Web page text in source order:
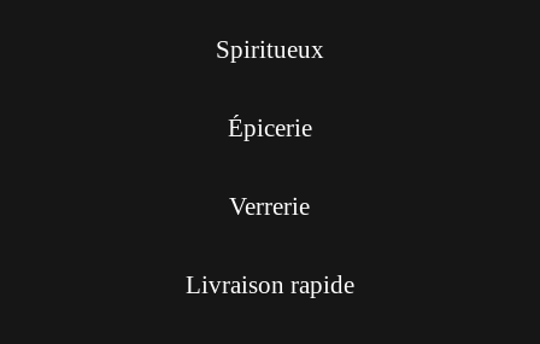
Spiritueux
Épicerie
Verrerie
Livraison rapide